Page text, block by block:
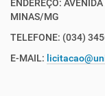
ENDEREÇO:
MINAS/MG
TELEFONE: (034)
E-MAIL: